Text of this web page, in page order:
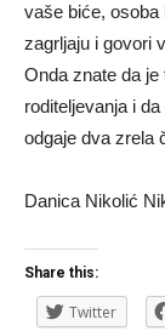
vaše biće, osoba
zagrljaju i govori
Onda znate da
roditeljevanja i
odgaje dva zrela
Danica Nikolić
Share this:
Twitter